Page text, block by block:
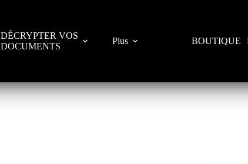
DÉCRYPTER VOS
DOCUMENTS
Plus BOUTIQUE